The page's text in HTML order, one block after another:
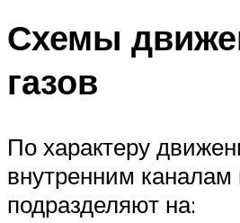
Схемы
газов
По характеру
внутренним каналам
подразделяют на: